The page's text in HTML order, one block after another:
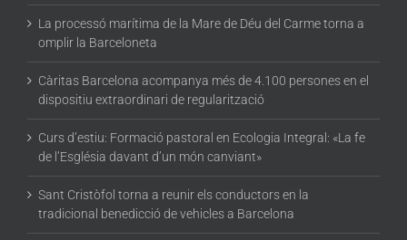
La processó marítima de la Mare de Déu del Carme torna a
omplir la Barceloneta
Càritas Barcelona acompanya més de 4.100 persones en el
dispositiu extraordinari de regularització
Curs d’estiu: Formació pastoral en Ecologia Integral: «La fe
de l’Església davant d’un món canviant»
Sant Cristòfol torna a reunir els conductors en la
tradicional benedicció de vehicles a Barcelona